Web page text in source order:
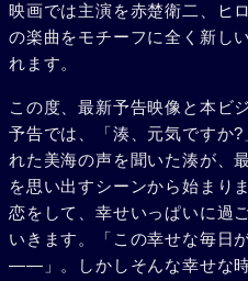
映画では主演を赤楚衛二、ヒ
の楽曲をモチーフに全く新し
れます。
この度、最新予告映像と本ビ
予告では、「湊、元気ですか
れた美海の声を聞いた湊が、
を思い出すシーンから始まり
恋をして、幸せいっぱいに過
いきます。「この幸せな毎日
――」。しかしそんな幸せな